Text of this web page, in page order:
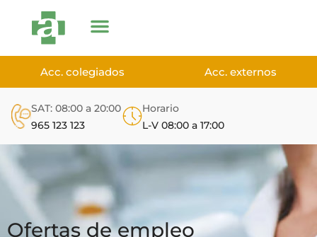
Acc. colegiados Acc. externos
SAT: 08:00 a 20:00
965 123 123
Horario
L-V 08:00 a 17:00
Ofertas de empleo